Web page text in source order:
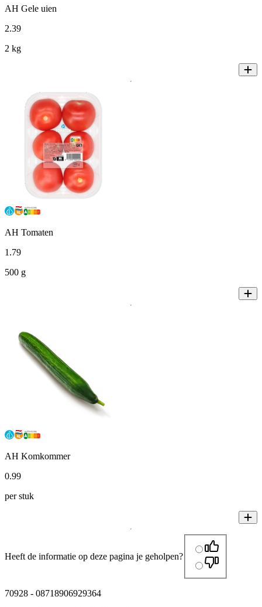
AH Gele uien
2.39
2 kg
AH Tomaten
1 .79
500 g
AH Komkommer
0.99
per stuk
Heeft de informatie op deze pagina je geholpen?
70928 - 08718906929364